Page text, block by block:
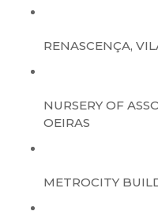
RENASCENÇA,
NURSERY OF
OEIRAS
METROCITY